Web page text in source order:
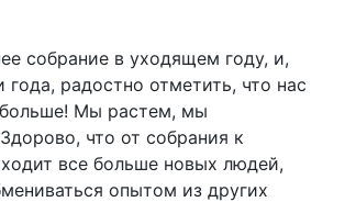
собрание в уходящем году, и,
года, радостно отметить, что нас
Мы растем, мы
что от собрания к
все больше новых людей,
опытом из других